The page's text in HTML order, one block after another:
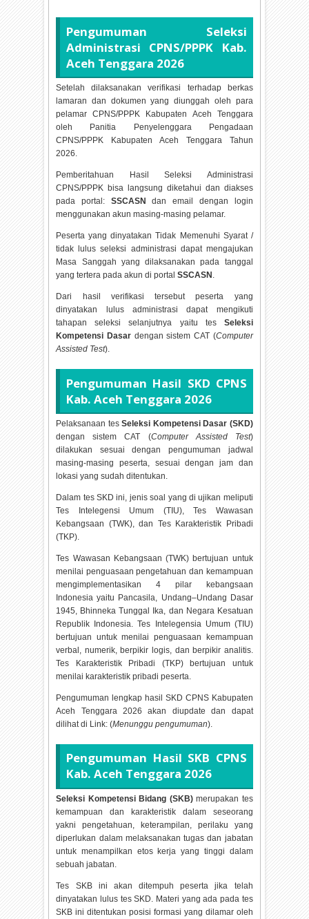
Pengumuman Seleksi
Administrasi CPNS/PPPK Kab.
Aceh Tenggara 2026
Setelah dilaksanakan verifikasi terhadap berkas
lamaran dan dokumen yang diunggah oleh para
pelamar CPNS/PPPK Kabupaten Aceh Tenggara
oleh Panitia Penyelenggara Pengadaan
CPNS/PPPK Kabupaten Aceh Tenggara Tahun
2026.
Pemberitahuan Hasil Seleksi Administrasi
CPNS/PPPK bisa langsung diketahui dan diakses
pada portal: SSCASN
dan email dengan login
menggunakan akun masing-masing pelamar.
Peserta yang dinyatakan Tidak Memenuhi Syarat /
tidak lulus seleksi administrasi dapat mengajukan
Masa Sanggah yang dilaksanakan pada tanggal
yang tertera pada akun di portalSSCASN .
Dari hasil verifikasi tersebut peserta yang
dinyatakan lulus administrasi dapat mengikuti
tahapan seleksi selanjutnya yaitu tes Seleksi
Kompetensi Dasar dengan sistem CAT (Computer
Assisted Test).
Pengumuman Hasil SKD CPNS
Kab. Aceh Tenggara 2026
Pelaksanaan tesSeleksi Kompetensi Dasar (SKD)
dengan sistem CAT (Computer Assisted Test)
dilakukan sesuai dengan pengumuman jadwal
masing-masing peserta, sesuai dengan jam dan
lokasi yang sudah ditentukan.
Dalam tes SKD ini, jenis soal yang di ujikan meliputi
Tes Intelegensi Umum (TIU), Tes Wawasan
Kebangsaan (TWK), dan Tes Karakteristik Pribadi
(TKP).
Tes Wawasan Kebangsaan (TWK) bertujuan untuk
menilai penguasaan pengetahuan dan kemampuan
mengimplementasikan 4 pilar kebangsaan
Indonesia yaitu Pancasila, Undang–Undang Dasar
1945, Bhinneka Tunggal Ika, dan Negara Kesatuan
Republik Indonesia. Tes Intelegensia Umum (TIU)
bertujuan untuk menilai penguasaan kemampuan
verbal, numerik, berpikir logis, dan berpikir analitis.
Tes Karakteristik Pribadi (TKP) bertujuan untuk
menilai karakteristik pribadi peserta.
Pengumuman lengkap hasil SKD CPNS Kabupaten
Aceh Tenggara2026 akan diupdate dan dapat
dilihat di Link: (Menunggu pengumuman).
Pengumuman Hasil SKB CPNS
Kab. Aceh Tenggara 2026
Seleksi Kompetensi Bidang (SKB)merupakan tes
kemampuan dan karakteristik dalam seseorang
yakni pengetahuan, keterampilan, perilaku yang
diperlukan dalam melaksanakan tugas dan jabatan
untuk menampilkan etos kerja yang tinggi dalam
sebuah jabatan.
Tes SKB ini akan ditempuh peserta jika telah
dinyatakan lulus tes SKD. Materi yang ada pada tes
SKB ini ditentukan posisi formasi yang dilamar oleh